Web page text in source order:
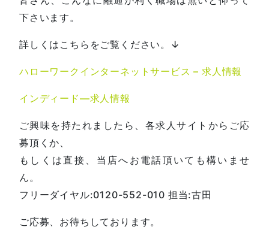
下さいます。
詳しくはこちらをご覧ください。↓
ハローワークインターネットサービス – 求人情報
インディード―求人情報
ご興味を持たれましたら、各求人サイトからご応
募頂くか、
もしくは直接、当店へお電話頂いても構いませ
ん。
フリーダイヤル:0120-552-010 担当:古田
ご応募、お待ちしております。